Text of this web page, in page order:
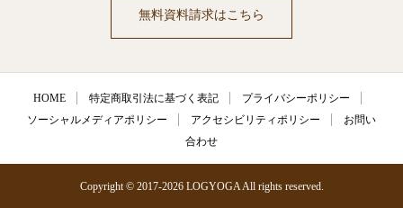
無料資料請求はこちら
HOME 特定商取引法に基づく表記
プライバシーポリシー
ソーシャルメディアポリシー
アクセシビリティポリシー
お問い
合わせ
Copyright © 2017-2026 LOGYOGA All rights reserved.